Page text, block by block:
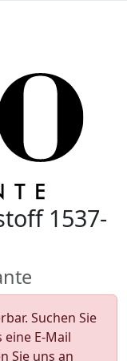
1537-
Suchen Sie
eine E-Mail
Sie uns an